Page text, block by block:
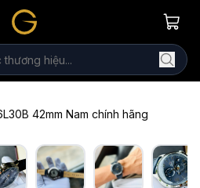
42mm Nam chính hãng